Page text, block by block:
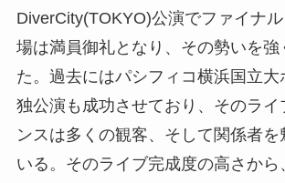
DiverCity(TOKYO)公演でファイナ
場は満員御礼となり、その勢いを強
た。過去にはパシフィコ横浜国立大
独公演も成功させており、そのライ
ンスは多くの観客、そして関係者を
いる。そのライブ完成度の高さから